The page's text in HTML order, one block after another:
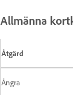
Allmänna
Åtgärd
Ångra